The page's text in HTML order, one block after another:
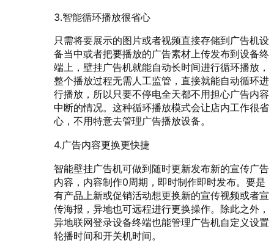
3.智能循环播放很省心
只需将要展示的图片或者视频直接存储到广告机设
备当中或者把要播放的广告素材上传发布到设备终
端上，壁挂广告机就能自动长时间进行循环播放，
整个播放过程无需人工监管，直接就能自动循环进
行播放，所以只要不停电全天都不用担心广告内容
中断的情况。这种循环播放模式会让店内工作很省
心，不用特意去管理广告播放设备。
4.广告内容更换更快捷
智能壁挂广告机可做到随时更新发布新的宣传广告
内容，内容制作0周期，即时制作即时发布。要是
有产品上新或促销活动想更换新的宣传视频或者宣
传海报，异地也可远程进行更换操作。除此之外，
异地联网登录设备终端也能管理广告机自定义设置
轮播时间和开关机时间。